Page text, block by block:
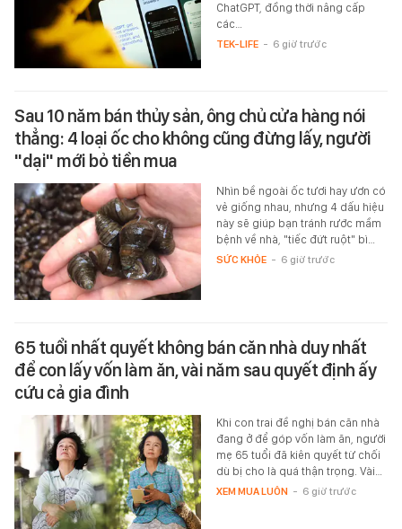
ChatGPT, đồng thời nâng cấp
các…
TEK-LIFE - 6 giờ trước
Sau 10 năm bán thủy sản, ông chủ cửa hàng nói
thẳng: 4 loại ốc cho không cũng đừng lấy, người
"dại" mới bỏ tiền mua
Nhìn bề ngoài ốc tươi hay ươn có
vẻ giống nhau, nhưng 4 dấu hiệu
này sẽ giúp bạn tránh rước mầm
bệnh về nhà, "tiếc đứt ruột" bì…
SỨC KHỎE - 6 giờ trước
65 tuổi nhất quyết không bán căn nhà duy nhất
để con lấy vốn làm ăn, vài năm sau quyết định ấy
cứu cả gia đình
Khi con trai đề nghị bán căn nhà
đang ở để góp vốn làm ăn, người
mẹ 65 tuổi đã kiên quyết từ chối
dù bị cho là quá thận trọng. Vài…
XEM MUA LUÔN - 6 giờ trước